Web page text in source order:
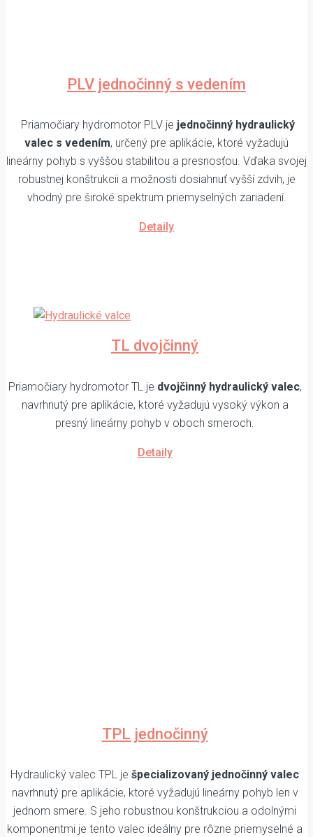
PLV jednočinný s vedením
Priamočiary hydromotor PLV je jednočinný hydraulický
valec s vedením, určený pre aplikácie, ktoré vyžadujú
lineárny pohyb s vyššou stabilitou a presnosťou. Vďaka svojej
robustnej konštrukcii a možnosti dosiahnuť vyšší zdvih, je
vhodný pre široké spektrum priemyselných zariadení.
Detaily
TL dvojčinný
Priamočiary hydromotor TL je dvojčinný hydraulický valec,
navrhnutý pre aplikácie, ktoré vyžadujú vysoký výkon a
presný lineárny pohyb v oboch smeroch.
Detaily
TPL jednočinný
Hydraulický valec TPL je špecializovaný jednočinný valec
navrhnutý pre aplikácie, ktoré vyžadujú lineárny pohyb len v
jednom smere. S jeho robustnou konštrukciou a odolnými
komponentmi je tento valec ideálny pre rôzne priemyselné a